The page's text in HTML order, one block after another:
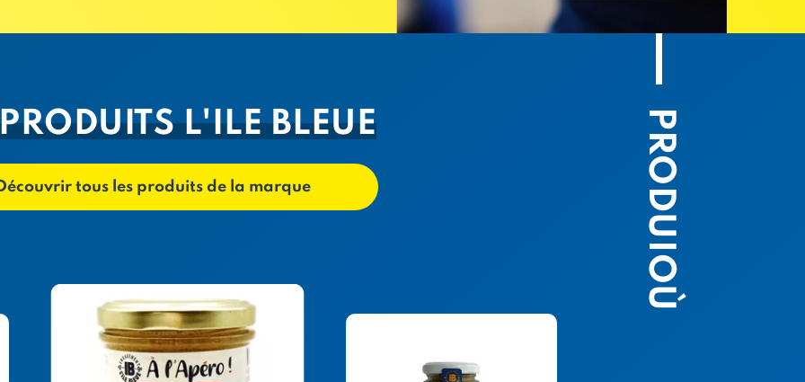
PRODUIOÙ
L'ILE BLEUE
tous les produits de la marque